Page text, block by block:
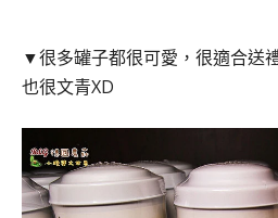
▼很多罐子都很可愛，很適合送
也很文青XD